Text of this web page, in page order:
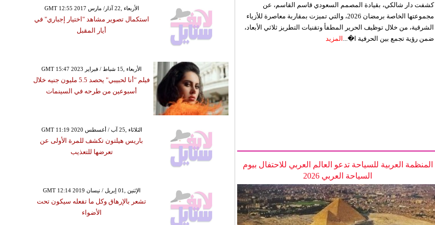
كشفت دار شالكي، بقيادة المصمم السعودي قاسم القاسم، عن
مجموعتها الخاصة برمضان 2026، والتي تميزت بمقاربة معاصرة للأزياء
الشرقية، من خلال توظيف الحرير المطفأ وتقنيات التطريز ثلاثي الأبعاد،
ضمن رؤية تجمع بين الحرفية ا�... المزيد
المنظمة العربية للسياحة تدعو العالم العربي للاحتفال بيوم
السياحة العربي 2026
GMT 12:55 2017 الأربعاء ,22 آذار/ مارس
استكمال تصوير مشاهد "اختيار إجباري" في
أيار المقبل
GMT 15:47 2023 الأربعاء ,15 شباط / فبراير
فيلم "أنا لحبيبي" يحصد 5.5 مليون جنيه خلال
أسبوعين من طرحه في السينمات
GMT 11:19 2020 الثلاثاء ,25 آب / أغسطس
باريس هيلتون تكشف للمرة الأولى عن
تعرضها للتعذيب
GMT 12:14 2019 الإثنين ,01 إبريل / نيسان
تشعر بالإرهاق وكل ما تفعله سيكون تحت
الأضواء